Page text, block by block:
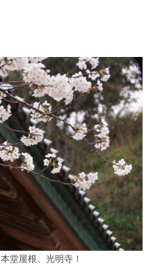
堂屋根、光明寺！